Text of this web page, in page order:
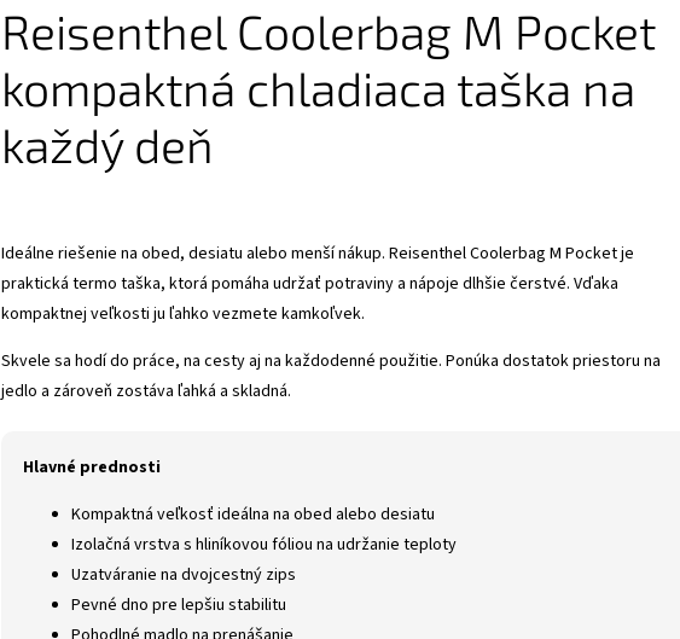
Reisenthel Coolerbag M Pocket
kompaktná chladiaca taška na
každý deň
Ideálne riešenie na obed, desiatu alebo menší nákup. Reisenthel Coolerbag M Pocket je
praktická termo taška, ktorá pomáha udržať potraviny a nápoje dlhšie čerstvé. Vďaka
kompaktnej veľkosti ju ľahko vezmete kamkoľvek.
Skvele sa hodí do práce, na cesty aj na každodenné použitie. Ponúka dostatok priestoru na
jedlo a zároveň zostáva ľahká a skladná.
Hlavné prednosti
Kompaktná veľkosť ideálna na obed alebo desiatu
Izolačná vrstva s hliníkovou fóliou na udržanie teploty
Uzatváranie na dvojcestný zips
Pevné dno pre lepšiu stabilitu